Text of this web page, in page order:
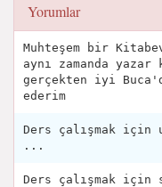
Yorumlar
Muhteşem bir
aynı zamanda
gerçekten iyi
ederim
Ders çalışmak için
...
Ders çalışmak için